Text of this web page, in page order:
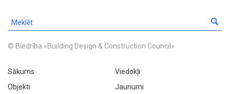
© Biedrība «Building Design & Construction Council»
Sākums
Viedokļi
Objekti
Jaunumi